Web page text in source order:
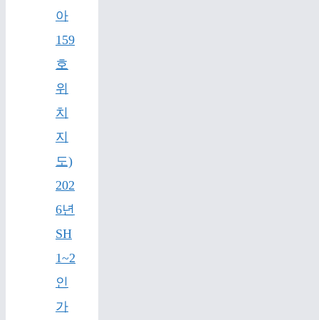
아
159
호
위
치
지
도)
202
6년
SH
1~2
인
가